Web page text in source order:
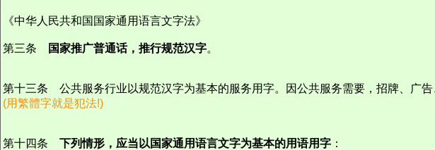
《中华人民共和国国家通用语言文字法》
第三条 国家推广普通话，推行规范汉字。
第十三条 公共服务行业以规范汉字为基本的服务用字。因公共服务需要，招牌、广告
(用繁體字就是犯法!)
第十四条 下列情形，应当以国家通用语言文字为基本的用语用字 ：